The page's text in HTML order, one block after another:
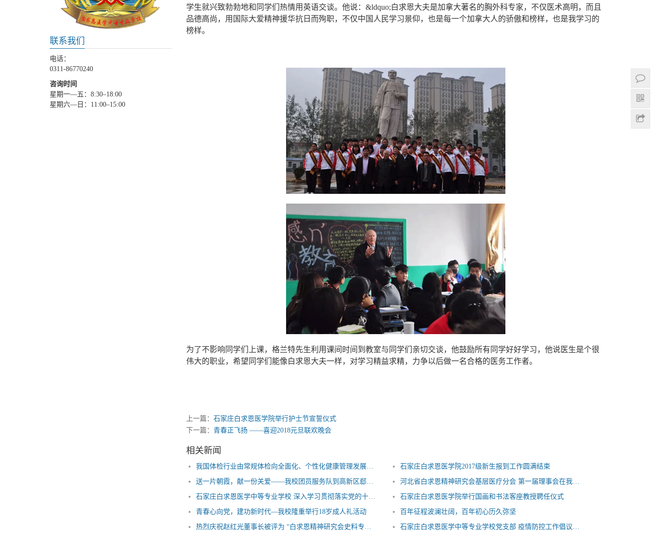
学生就兴致勃勃地和同学们热情用英语交谈。他说：&ldquo;白求恩大夫是加拿大著名的胸外科专家，不仅医术高明，而且
品德高尚，用国际大爱精神援华抗日而殉职，不仅中国人民学习景仰，也是每一个加拿大人的骄傲和榜样，也是我学习的
榜样。
为了不影响同学们上课，格兰特先生利用课间时间到教室与同学们亲切交谈，他鼓励所有同学好好学习，他说医生是个很
伟大的职业，希望同学们能像白求恩大夫一样，对学习精益求精，力争以后做一名合格的医务工作者。
上一篇： 石家庄白求恩医学院举行护士节宣誓仪式
下一篇： 青春正飞扬 ——喜迎2018元旦联欢晚会
相关新闻
石家庄白求恩医学院2017级新生报到工作圆满结束
石家庄白求恩医学院举行国画和书法客座教授聘任仪式
青春心向党，建功新时代—我校隆重举行18岁成人礼活动 百年征程波澜壮阔，百年初心历久弥坚
联系我们
电话：
0311-86770240
咨询时间
星期一—五：8:30–18:00
星期六—日：11:00–15:00